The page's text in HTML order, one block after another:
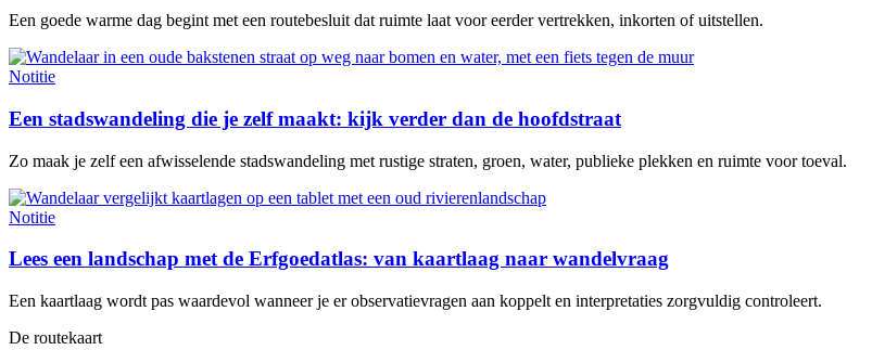
Een goede warme dag begint met een routebesluit dat ruimte laat voor eerder vertrekken, inkorten of uitstellen.
Notitie
Een stadswandeling die je zelf maakt: kijk verder dan de hoofdstraat
Zo maak je zelf een afwisselende stadswandeling met rustige straten, groen, water, publieke plekken en ruimte voor toeval.
Notitie
Lees een landschap met de Erfgoedatlas: van kaartlaag naar wandelvraag
Een kaartlaag wordt pas waardevol wanneer je er observatievragen aan koppelt en interpretaties zorgvuldig controleert.
De routekaart